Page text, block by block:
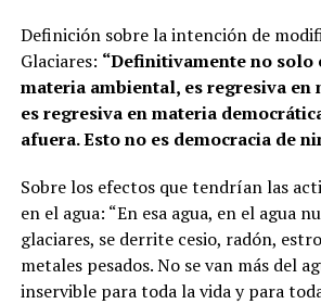
Definición sobre la intención de
Glaciares: “Definitivamente no solo
materia ambiental, es regresiva en
es regresiva en materia
afuera. Esto no es democracia de
Sobre los efectos que tendrían las
en el agua: “En esa agua, en el agua
glaciares, se derrite cesio, radón,
metales pesados. No se van más del
inservible para toda la vida y para